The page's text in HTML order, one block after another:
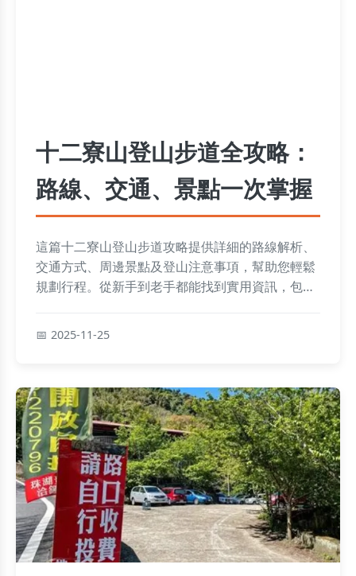
十二寮山登山步道全攻略：
路線、交通、景點一次掌握
這篇十二寮山登山步道攻略提供詳細的路線解析、
交通方式、周邊景點及登山注意事項，幫助您輕鬆
規劃行程。從新手到老手都能找到實用資訊，包括
2025-11-25